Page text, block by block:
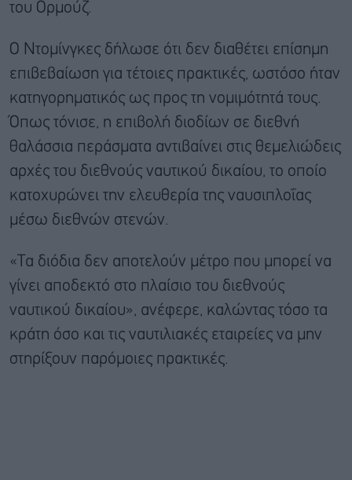
του Ορμούζ.
Ο Ντομίνγκες δήλωσε ότι δεν διαθέτει επίσημη
επιβεβαίωση για τέτοιες πρακτικές, ωστόσο ήταν
κατηγορηματικός ως προς τη νομιμότητά τους.
Όπως τόνισε, η επιβολή διοδίων σε διεθνή
θαλάσσια περάσματα αντιβαίνει στις θεμελιώδεις
αρχές του διεθνούς ναυτικού δικαίου, το οποίο
κατοχυρώνει την ελευθερία της ναυσιπλοΐας
μέσω διεθνών στενών.
«Τα διόδια δεν αποτελούν μέτρο που μπορεί να
γίνει αποδεκτό στο πλαίσιο του διεθνούς
ναυτικού δικαίου», ανέφερε, καλώντας τόσο τα
κράτη όσο και τις ναυτιλιακές εταιρείες να μην
στηρίξουν παρόμοιες πρακτικές.